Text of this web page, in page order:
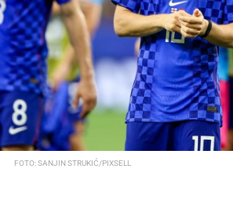
FOTO: SANJIN STRUKIĆ/PIXSELL